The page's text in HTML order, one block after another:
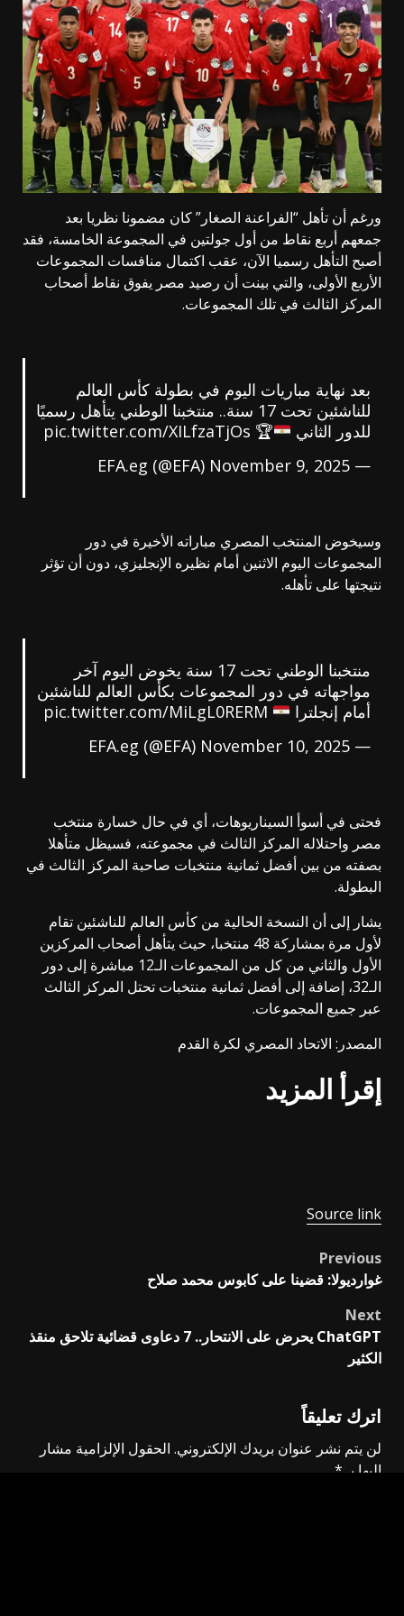
ورغم أن تأهل “الفراعنة الصغار” كان مضمونا نظريا بعد
جمعهم أربع نقاط من أول جولتين في المجموعة الخامسة، فقد
أصبح التأهل رسميا الآن، عقب اكتمال منافسات المجموعات
الأربع الأولى، والتي بينت أن رصيد مصر يفوق نقاط أصحاب
المركز الثالث في تلك المجموعات.
بعد نهاية مباريات اليوم في بطولة كأس العالم
للناشئين تحت 17 سنة.. منتخبنا الوطني يتأهل رسميًا
للدور الثاني
🏆
pic.twitter.com/XILfzaTjOs
— EFA.eg (@EFA)
November 9, 2025
وسيخوض المنتخب المصري مباراته الأخيرة في دور
المجموعات اليوم الاثنين أمام نظيره الإنجليزي، دون أن تؤثر
نتيجتها على تأهله.
منتخبنا الوطني تحت 17 سنة يخوض اليوم آخر
مواجهاته في دور المجموعات بكأس العالم للناشئين
أمام إنجلترا
pic.twitter.com/MiLgL0RERM
— EFA.eg (@EFA)
November 10, 2025
فحتى في أسوأ السيناريوهات، أي في حال خسارة منتخب
مصر واحتلاله المركز الثالث في مجموعته، فسيظل متأهلا
بصفته من بين أفضل ثمانية منتخبات صاحبة المركز الثالث في
البطولة.
يشار إلى أن النسخة الحالية من كأس العالم للناشئين تقام
لأول مرة بمشاركة 48 منتخبا، حيث يتأهل أصحاب المركزين
الأول والثاني من كل من المجموعات الـ12 مباشرة إلى دور
الـ32، إضافة إلى أفضل ثمانية منتخبات تحتل المركز الثالث
عبر جميع المجموعات.
المصدر: الاتحاد المصري لكرة القدم
إقرأ المزيد
Source link
Post
navigation
Previous
غوارديولا: قضينا على كابوس محمد صلاح
Next
ChatGPT يحرض على الانتحار.. 7 دعاوى قضائية تلاحق منقذ
الكثير
اترك تعليقاً
لن يتم نشر عنوان بريدك الإلكتروني. الحقول الإلزامية مشار
إليها بـ *